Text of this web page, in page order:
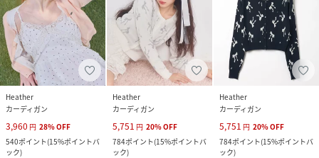
Heather
カーディガン
3,960 円 28%OFF
540ポイント(15%ポイントバ
ック)
Heather
カーディガン
5,751 円 20%OFF
784ポイント(15%ポイントバ
ック)
Heather
カーディガン
5,751 円 20%OFF
784ポイント(15%ポイントバ
ック)